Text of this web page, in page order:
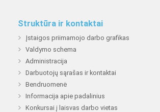
Struktūra ir kontaktai
Įstaigos priimamojo darbo grafikas
Valdymo schema
Administracija
Darbuotojų sąrašas ir kontaktai
Bendruomenė
Informacija apie padalinius
Konkursai į laisvas darbo vietas